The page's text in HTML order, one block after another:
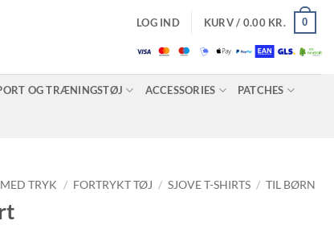
LOG IND KURV / 0.00 KR. 0
OG TRÆNINGSTØJ ACCESSORIES PATCHES
TRYK / FORTRYKT TØJ / SJOVE T-SHIRTS / TIL BØRN